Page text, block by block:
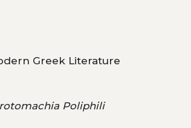
Greek Literature
Poliphili